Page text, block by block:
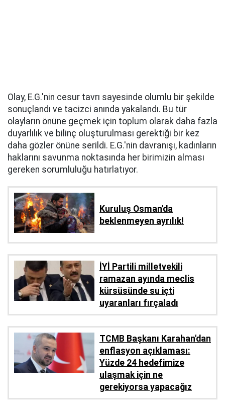
Olay, E.G.'nin cesur tavrı sayesinde olumlu bir şekilde
sonuçlandı ve tacizci anında yakalandı. Bu tür
olayların önüne geçmek için toplum olarak daha fazla
duyarlılık ve bilinç oluşturulması gerektiği bir kez
daha gözler önüne serildi. E.G.'nin davranışı, kadınların
haklarını savunma noktasında her birimizin alması
gereken sorumluluğu hatırlatıyor.
Kuruluş Osman'da
beklenmeyen ayrılık!
İYİ Partili milletvekili
ramazan ayında meclis
kürsüsünde su içti
uyaranları fırçaladı
TCMB Başkanı Karahan'dan
enflasyon açıklaması:
Yüzde 24 hedefimize
ulaşmak için ne
gerekiyorsa yapacağız